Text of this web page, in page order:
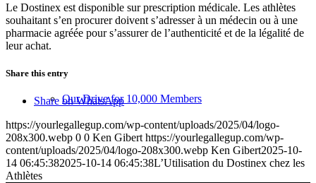
Our Drive for 10,000 Members
Le Dostinex est disponible sur prescription médicale. Les athlètes
souhaitant s’en procurer doivent s’adresser à un médecin ou à une
pharmacie agréée pour s’assurer de l’authenticité et de la légalité de
leur achat.
Share this entry
Share on WhatsApp
https://yourlegallegup.com/wp-content/uploads/2025/04/logo-
208x300.webp 0 0 Ken Gibert https://yourlegallegup.com/wp-
content/uploads/2025/04/logo-208x300.webp Ken Gibert2025-10-
14 06:45:382025-10-14 06:45:38L’Utilisation du Dostinex chez les
Athlètes